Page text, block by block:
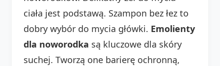
ciała jest podstawą. Szampon bez łez to
dobry wybór do mycia główki. Emolienty
dla noworodka są kluczowe dla skóry
suchej. Tworzą one barierę ochronną,